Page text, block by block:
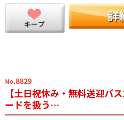
No.8829
【土日祝休み・無料送迎バ
ードを扱う…